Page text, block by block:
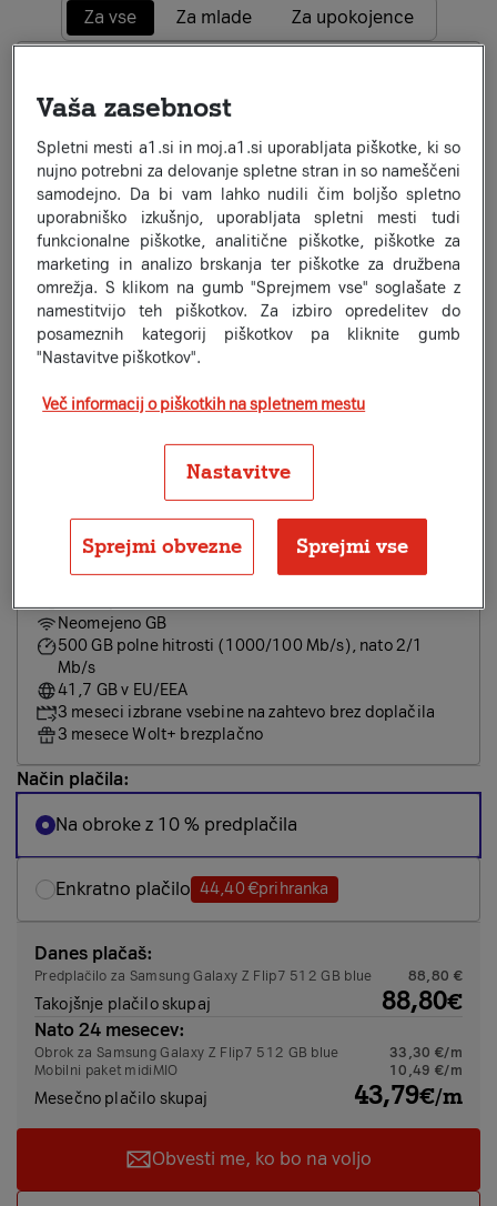
Za vse
Za mlade Za upokojence
7,99 €/mza 2 leti, nato 15,99 €/m
Neomejeno GB
20 GB polne hitrosti (1000/100 Mb/s), nato 2/1 Mb/s
23,8 GB v EU/EEA
3 meseci izbrane vsebine na zahtevo brez doplačila
3 mesece Wolt+ brezplačno
midiMIO Priljubljena izbira
10,49€/mza 2 leti, nato 20,99 €/m
Neomejeno minut in SMS/MMS
200 GB polne hitrosti (1000/100 Mb/s), nato 2/1
31,2 GB v EU/EEA
3 meseci izbrane vsebine na zahtevo brez doplačila
maksiMIO
13,99€/mza 2 leti, nato 27,99 €/m
Neomejeno GB
500 GB polne hitrosti (1000/100 Mb/s), nato 2/1
Mb/s
41,7 GB v EU/EEA
3 meseci izbrane vsebine na zahtevo brez doplačila
3 mesece Wolt+ brezplačno
Način plačila:
Na obroke z 10 % predplačila
Enkratno plačilo 44,40 €prihranka
Danes plačaš:
Predplačilo za Samsung Galaxy Z Flip7 512 GB blue 88,80 €
Takojšnje plačilo skupaj 88,80€
Nato 24 mesecev:
Obrok za Samsung Galaxy Z Flip7 512 GB blue
33,30 €/m
Mobilni paket midiMIO 10,49 €/m
Mesečno plačilo skupaj 43,79€/m
Obvesti me, ko bo na voljo
Vaša zasebnost
Spletni mesti a1.si in moj.a1.si uporabljata piškotke, ki so
nujno potrebni za delovanje spletne stran in so nameščeni
samodejno. Da bi vam lahko nudili čim boljšo spletno
uporabniško izkušnjo, uporabljata spletni mesti tudi
funkcionalne piškotke, analitične piškotke, piškotke za
marketing in analizo brskanja ter piškotke za družbena
omrežja. S klikom na gumb "Sprejmem vse" soglašate z
namestitvijo teh piškotkov. Za izbiro opredelitev do
posameznih kategorij piškotkov pa kliknite gumb
"Nastavitve piškotkov".
Več informacij o piškotkih na spletnem mestu
Nastavitve
Sprejmi obvezne Sprejmi vse